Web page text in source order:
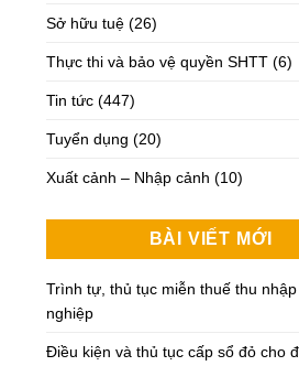
Sở hữu tuệ (26)
Thực thi và bảo vệ quyền SHTT (6)
Tin tức (447)
Tuyển dụng (20)
Xuất cảnh – Nhập cảnh (10)
BÀI VIẾT MỚI
Trình tự, thủ tục miễn thuế thu
nghiệp
Điều kiện và thủ tục cấp sổ đỏ cho